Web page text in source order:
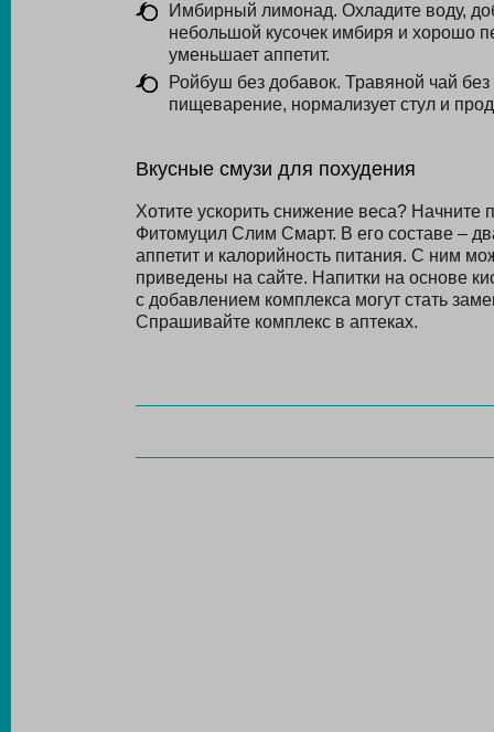
Имбирный лимонад. Охладите воду,
небольшой кусочек имбиря и хорошо
уменьшает аппетит.
Ройбуш без добавок. Травяной чай
пищеварение, нормализует стул и
Вкусные смузи для похудения
Хотите ускорить снижение веса? Начните
Фитомуцил Слим Смарт. В его составе –
аппетит и калорийность питания. С ним
приведены на сайте. Напитки на основе
с добавлением комплекса могут стать
Спрашивайте комплекс в аптеках.